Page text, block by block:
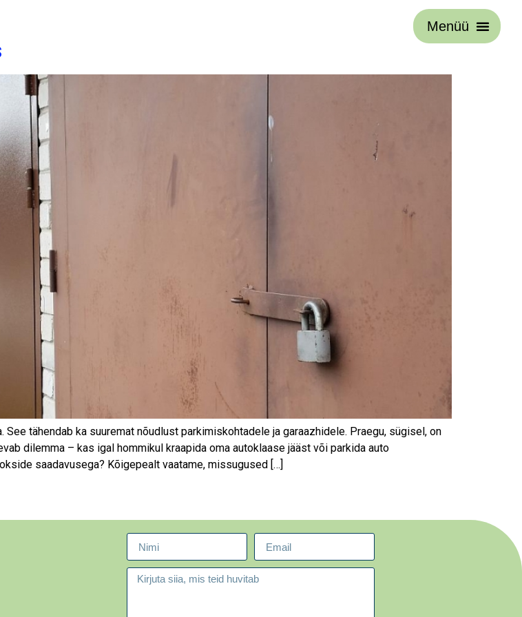
Menüü
tähendab ka suuremat nõudlust parkimiskohtadele ja garaazhidele. Praegu, sügisel, on
dilemma – kas igal hommikul kraapida oma autoklaase jääst või parkida auto
saadavusega? Kõigepealt vaatame, missugused […]